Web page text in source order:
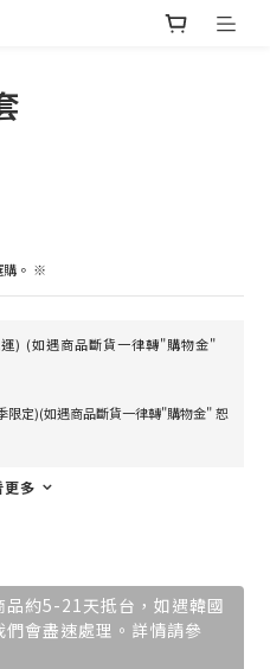
購。 ※
) (如遇商品斷貨一律轉"購物金"
限定)(如遇商品斷貨一律轉"購物金" 恕
更多
約5-21天抵台，如遇韓國
會盡速處理。詳情請參